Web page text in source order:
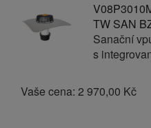
TW SAN
Sanační
s
Vaše cena: 2 970,00 Kč